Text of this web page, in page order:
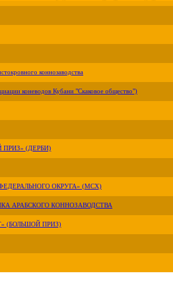
коннозаводства
коневодов Кубани "Скаковое общество")
ПРИЗ» (ДЕРБИ)
ОКРУГА» (МСХ)
АРАБСКОГО КОННОЗАВОДСТВА
(БОЛЬШОЙ ПРИЗ)